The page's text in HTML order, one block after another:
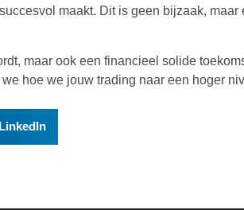
maakt. Dit is geen bijzaak, maar
maar ook een financieel solide
hoe we jouw trading naar een hoger
LinkedIn